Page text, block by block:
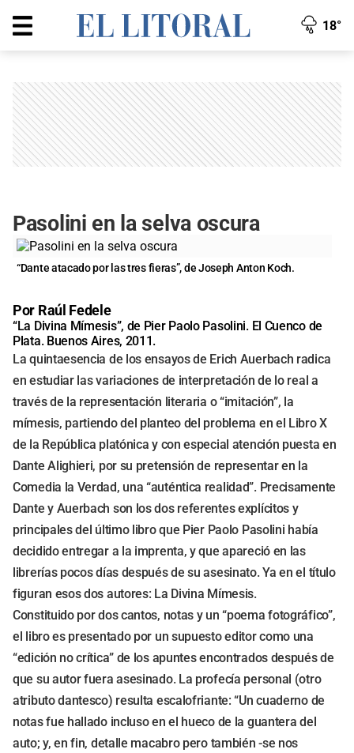
18°
Pasolini en la selva oscura
“Dante atacado por las tres fieras”, de Joseph Anton Koch.
Por Raúl Fedele
“La Divina Mímesis”, de Pier Paolo Pasolini. El Cuenco de
Plata. Buenos Aires, 2011.
La quintaesencia de los ensayos de Erich Auerbach radica
en estudiar las variaciones de interpretación de lo real a
través de la representación literaria o “imitación”, la
mímesis, partiendo del planteo del problema en el Libro X
de la República platónica y con especial atención puesta en
Dante Alighieri, por su pretensión de representar en la
Comedia la Verdad, una “auténtica realidad”. Precisamente
Dante y Auerbach son los dos referentes explícitos y
principales del último libro que Pier Paolo Pasolini había
decidido entregar a la imprenta, y que apareció en las
librerías pocos días después de su asesinato. Ya en el título
figuran esos dos autores: La Divina Mímesis.
Constituido por dos cantos, notas y un “poema fotográfico”,
el libro es presentado por un supuesto editor como una
“edición no crítica” de los apuntes encontrados después de
que su autor fuera asesinado. La profecía personal (otro
atributo dantesco) resulta escalofriante: “Un cuaderno de
notas fue hallado incluso en el hueco de la guantera del
auto; y, en fin, detalle macabro pero también -se nos